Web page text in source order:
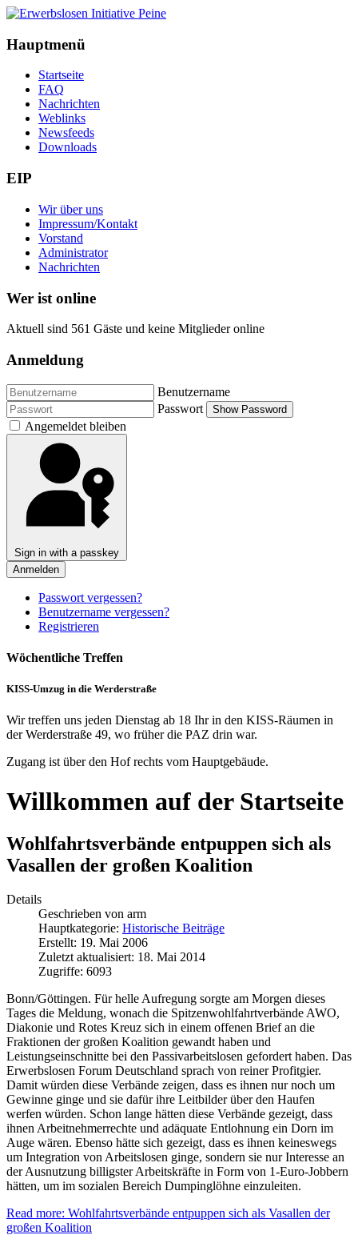
Hauptmenü
Startseite
FAQ
Nachrichten
Weblinks
Newsfeeds
Downloads
EIP
Wir über uns
Impressum/Kontakt
Vorstand
Administrator
Nachrichten
Wer ist online
Aktuell sind 561 Gäste und keine Mitglieder online
Anmeldung
Benutzername
Passwort
Show Password
Angemeldet bleiben
Sign in with a passkey
Anmelden
Passwort vergessen?
Benutzername vergessen?
Registrieren
Wöchentliche Treffen
KISS-Umzug in die Werderstraße
Wir treffen uns jeden Dienstag ab 18 Ihr in den KISS-Räumen in
der Werderstraße 49, wo früher die PAZ drin war.
Zugang ist über den Hof rechts vom Hauptgebäude.
Willkommen auf der Startseite
Wohlfahrtsverbände entpuppen sich als
Vasallen der großen Koalition
Details
Geschrieben von arm
Hauptkategorie: Historische Beiträge
Erstellt: 19. Mai 2006
Zuletzt aktualisiert: 18. Mai 2014
Zugriffe: 6093
Bonn/Göttingen. Für helle Aufregung sorgte am Morgen dieses
Tages die Meldung, wonach die Spitzenwohlfahrtverbände AWO,
Diakonie und Rotes Kreuz sich in einem offenen Brief an die
Fraktionen der großen Koalition gewandt haben und
Leistungseinschnitte bei den Passivarbeitslosen gefordert haben. Das
Erwerbslosen Forum Deutschland sprach von reiner Profitgier.
Damit würden diese Verbände zeigen, dass es ihnen nur noch um
Gewinne ginge und sie dafür ihre Leitbilder über den Haufen
werfen würden. Schon lange hätten diese Verbände gezeigt, dass
ihnen Arbeitnehmerrechte und adäquate Entlohnung ein Dorn im
Auge wären. Ebenso hätte sich gezeigt, dass es ihnen keineswegs
um Integration von Arbeitslosen ginge, sondern sie nur Interesse an
der Ausnutzung billigster Arbeitskräfte in Form von 1-Euro-Jobbern
hätten, um im sozialen Bereich Dumpinglöhne einzuleiten.
Read more: Wohlfahrtsverbände entpuppen sich als Vasallen der
großen Koalition